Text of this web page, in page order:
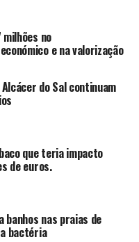
no
e na valorização
do Sal continuam
que teria impacto
de euros.
banhos nas praias de
bactéria